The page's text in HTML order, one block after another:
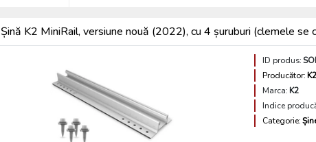
Șină K2 MiniRail, versiune nouă (2022), cu 4 șuruburi (clemele
ID produs:
Producător:
Marca: K2
Indice
Categorie: